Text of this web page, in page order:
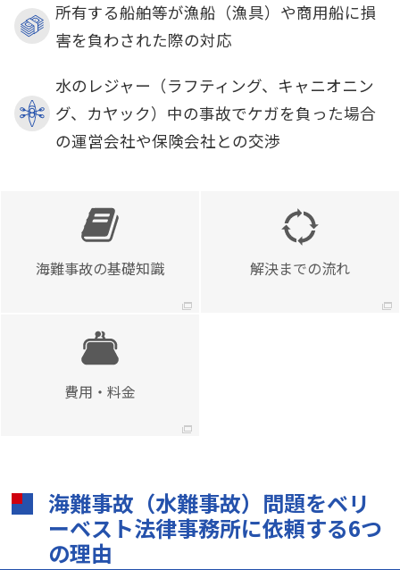
所有する船舶等が漁船（漁具）や商用船に損
害を負わされた際の対応
水のレジャー（ラフティング、キャニオニン
グ、カヤック）中の事故でケガを負った場合
の運営会社や保険会社との交渉
海難事故の基礎知識 解決までの流れ
費用・料金
海難事故（水難事故）問題をベリ
ーベスト法律事務所に依頼する6つ
の理由